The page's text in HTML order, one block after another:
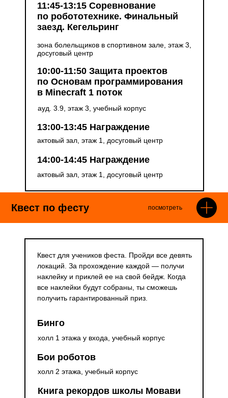
10:00-11:50 Защита проектов
по Основам программирования
в Minecraft 1 поток
ауд. 3.9, этаж 3, учебный корпус
11:45-13:15 Соревнование
по робототехнике. Финальный
заезд. Кегельринг
зона болельщиков в спортивном зале, этаж 3,
досуговый центр
14:00-14:45 Награждение
актовый зал, этаж 1, досуговый центр
13:00-13:45 Награждение
актовый зал, этаж 1, досуговый центр
Квест по фесту посмотреть
Бинго
холл 1 этажа у входа, учебный корпус
Бои роботов
холл 2 этажа, учебный корпус
Книга рекордов школы Мовави
Квест для учеников феста. Пройди все девять
локаций. За прохождение каждой — получи
наклейку и приклей ее на свой бейдж. Когда
все наклейки будут собраны, ты сможешь
получить гарантированный приз.